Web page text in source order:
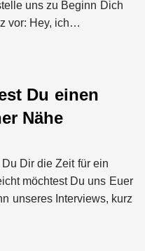
uns zu Beginn Dich
vor: Hey, ich…
Du einen
Nähe
Dir die Zeit für ein
möchtest Du uns Euer
unseres Interviews, kurz